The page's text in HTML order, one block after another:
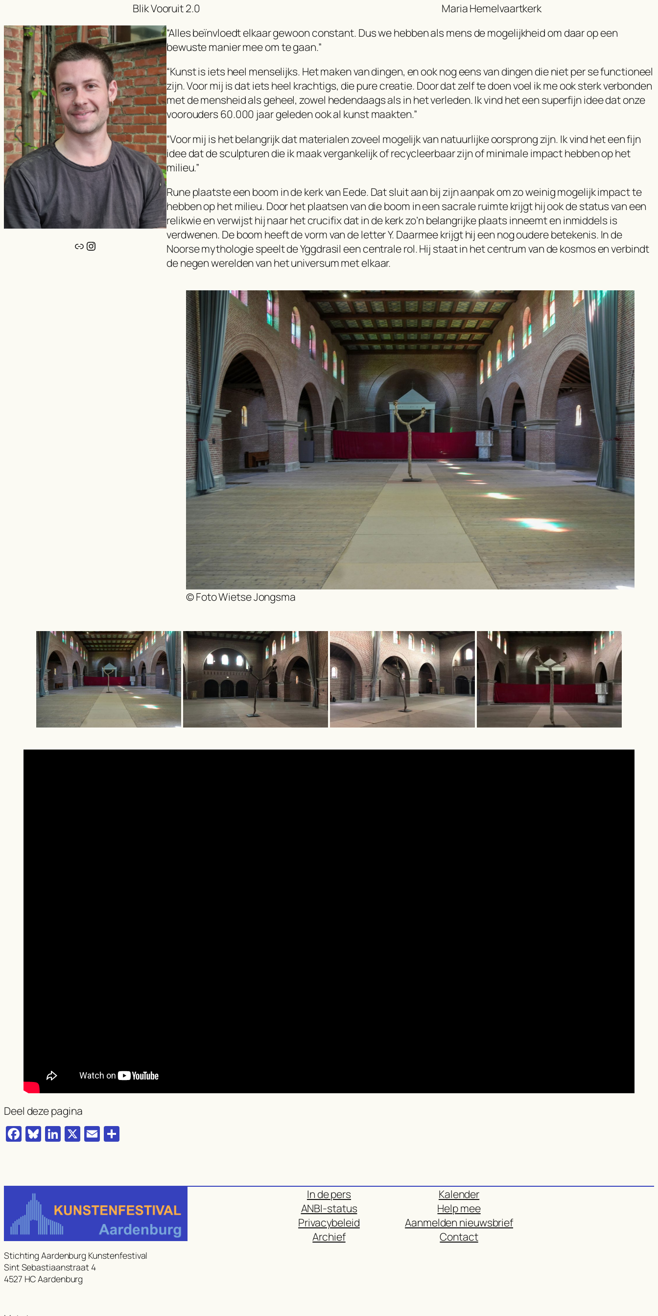
Blik Vooruit 2.0 Maria Hemelvaartkerk
Link Instagram
“Alles beïnvloedt elkaar gewoon constant. Dus we hebben als mens de mogelijkheid om daar op een
bewuste manier mee om te gaan.”
“Kunst is iets heel menselijks. Het maken van dingen, en ook nog eens van dingen die niet per se functioneel
zijn. Voor mij is dat iets heel krachtigs, die pure creatie. Door dat zelf te doen voel ik me ook sterk verbonden
met de mensheid als geheel, zowel hedendaags als in het verleden. Ik vind het een superfijn idee dat onze
voorouders 60.000 jaar geleden ook al kunst maakten.”
“Voor mij is het belangrijk dat materialen zoveel mogelijk van natuurlijke oorsprong zijn. Ik vind het een fijn
idee dat de sculpturen die ik maak vergankelijk of recycleerbaar zijn of minimale impact hebben op het
milieu.”
Rune plaatste een boom in de kerk van Eede. Dat sluit aan bij zijn aanpak om zo weinig mogelijk impact te
hebben op het milieu. Door het plaatsen van die boom in een sacrale ruimte krijgt hij ook de status van een
relikwie en verwijst hij naar het crucifix dat in de kerk zo’n belangrijke plaats inneemt en inmiddels is
verdwenen. De boom heeft de vorm van de letter Y. Daarmee krijgt hij een nog oudere betekenis. In de
Noorse mythologie speelt de Yggdrasil een centrale rol. Hij staat in het centrum van de kosmos en verbindt
de negen werelden van het universum met elkaar.
© Foto Wietse Jongsma
Deel deze pagina
Facebook
Bluesky
LinkedIn
X Email
Stichting Aardenburg Kunstenfestival
Sint Sebastiaanstraat 4
4527 HC Aardenburg
In de pers
ANBI-status
Privacybeleid
Archief
Kalender
Help mee
Aanmelden nieuwsbrief
Contact